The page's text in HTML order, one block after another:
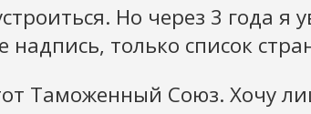
Но через 3 года
только список
Таможенный Союз. Хочу